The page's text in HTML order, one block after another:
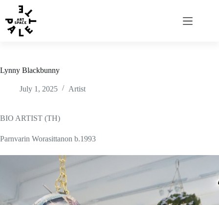
Lynny Blackbunny
July 1, 2025 Artist
BIO ARTIST (TH)
Parnvarin Worasittanon b.1993